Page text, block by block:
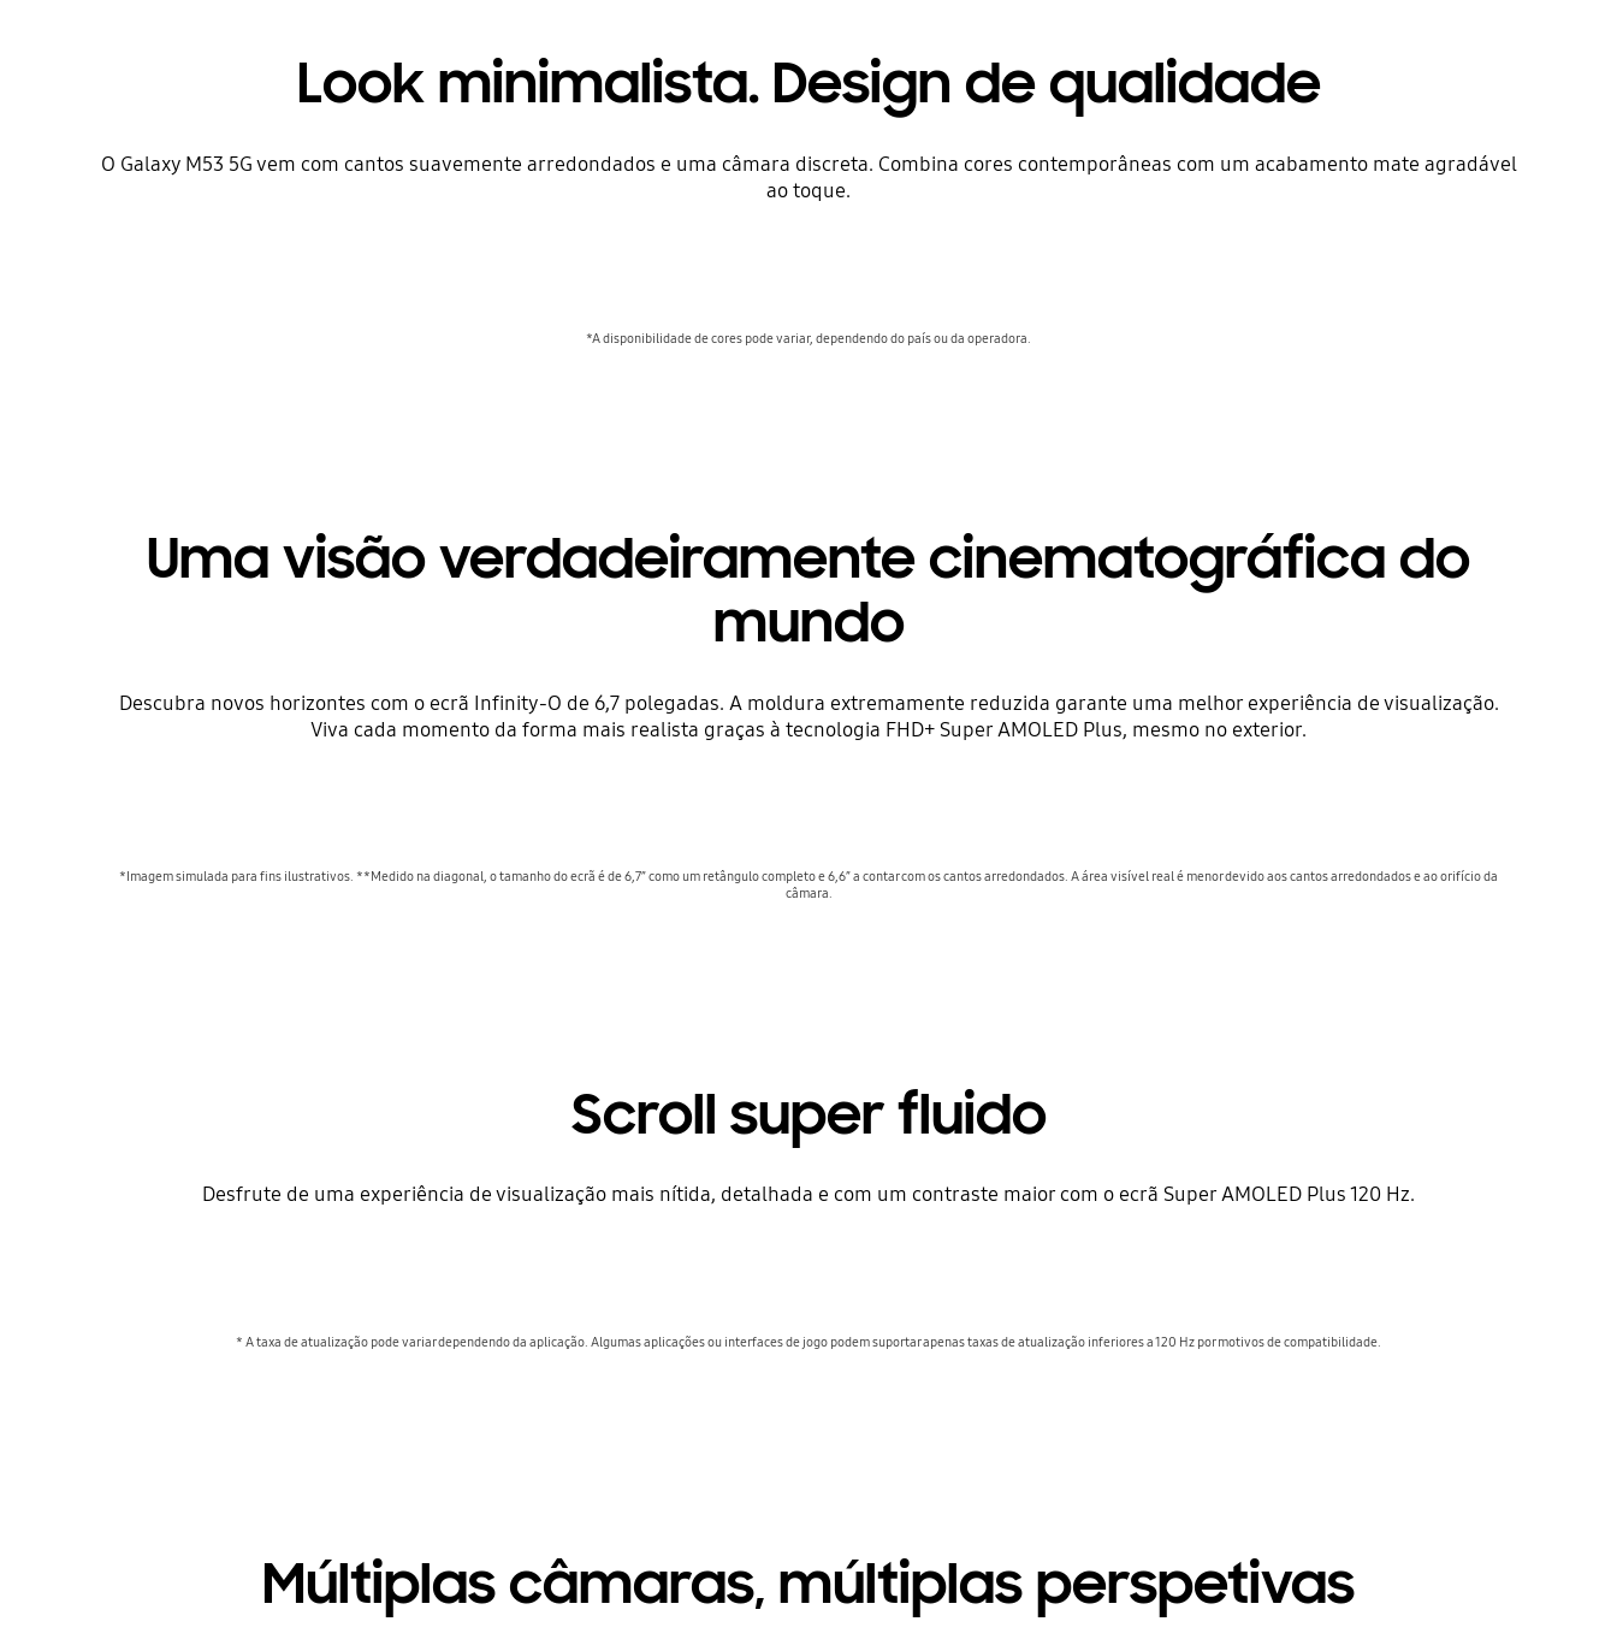
Look minimalista. Design de qualidade
O Galaxy M53 5G vem com cantos suavemente arredondados e uma câmara discreta. Combina cores contemporâneas com um acabamento mate agradável
ao toque.
*A disponibilidade de cores pode variar, dependendo do país ou da operadora.
Uma visão verdadeiramente cinematográfica do
mundo
Descubra novos horizontes com o ecrã Infinity-O de 6,7 polegadas. A moldura extremamente reduzida garante uma melhor experiência de visualização.
Viva cada momento da forma mais realista graças à tecnologia FHD+ Super AMOLED Plus, mesmo no exterior.
*Imagem simulada para fins ilustrativos. **Medido na diagonal, o tamanho do ecrã é de 6,7” como um retângulo completo e 6,6” a contar com os cantos arredondados. A área visível real é menor devido aos cantos arredondados e ao orifício da
câmara.
Scroll super fluido
Desfrute de uma experiência de visualização mais nítida, detalhada e com um contraste maior com o ecrã Super AMOLED Plus 120 Hz.
* A taxa de atualização pode variar dependendo da aplicação. Algumas aplicações ou interfaces de jogo podem suportar apenas taxas de atualização inferiores a 120 Hz por motivos de compatibilidade.
Múltiplas câmaras, múltiplas perspetivas